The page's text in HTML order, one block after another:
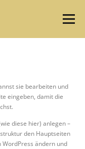
Menu
sie bearbeiten und
eingeben, damit die
diese hier) anlegen –
den Hauptseiten
ändern und